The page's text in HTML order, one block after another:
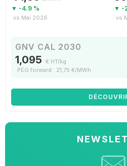
▼ -4.9 %
vs Mai 2026
▼ -
vs
GNV CAL 2030
1,095 € HT/kg
PEG forward : 21,75 €/MWh